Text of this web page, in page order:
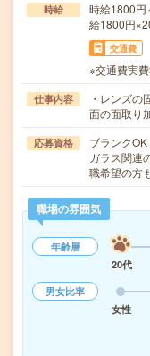
時給
時給1800円
給1800円
交通費
※交通費実
仕事内容
・レンズの
面の面取り
応募資格
ブランク
ガラス関連
職希望の方
職場の雰囲気
年齢層
20代
男女比率
女性